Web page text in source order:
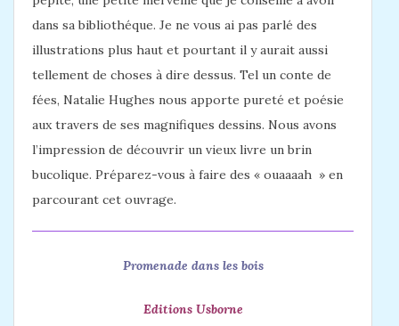
dans sa bibliothéque. Je ne vous ai pas parlé des
illustrations plus haut et pourtant il y aurait aussi
tellement de choses à dire dessus. Tel un conte de
fées, Natalie Hughes nous apporte pureté et poésie
aux travers de ses magnifiques dessins. Nous avons
l’impression de découvrir un vieux livre un brin
bucolique. Préparez-vous à faire des « ouaaaah » en
parcourant cet ouvrage.
Promenade dans les bois
Editions Usborne